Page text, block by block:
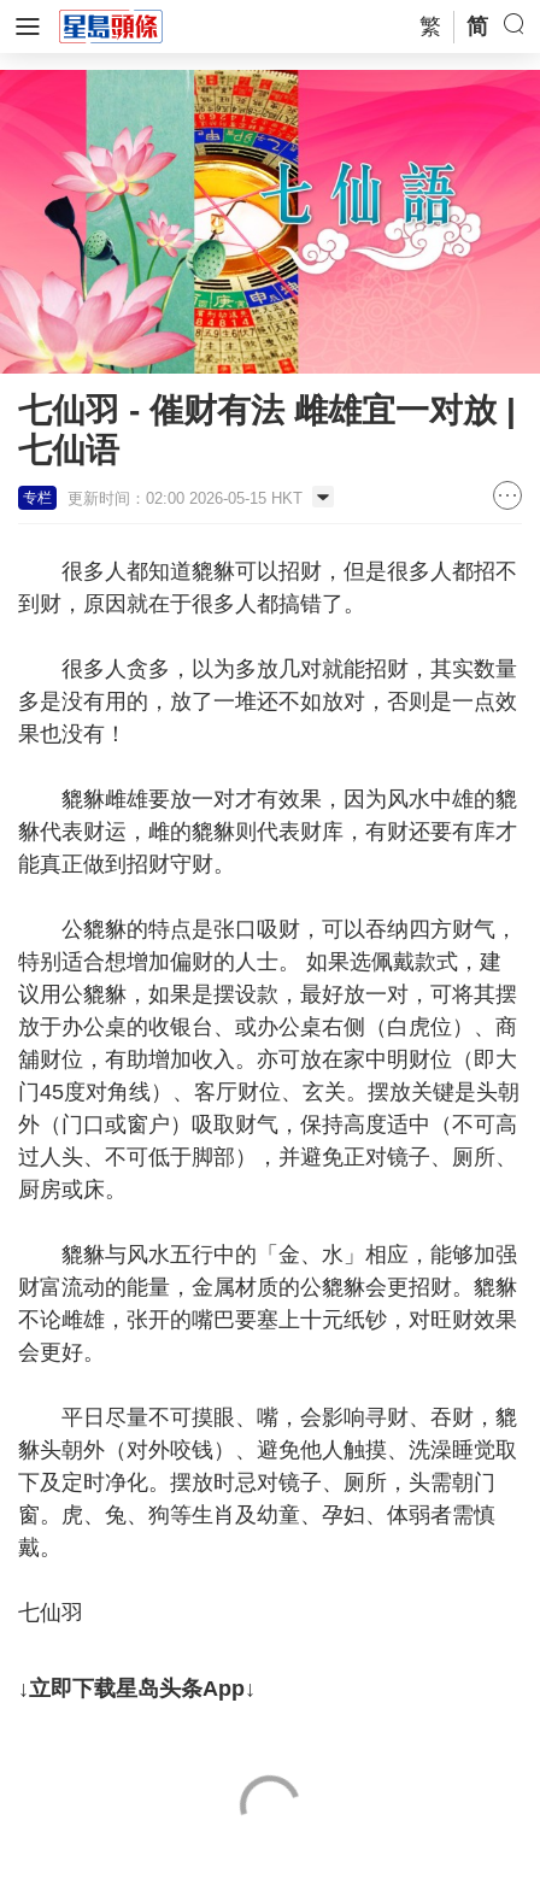
繁 简
七仙羽 - 催财有法 雌雄宜一对放 |
七仙语
专栏 更新时间：02:00 2026-05-15 HKT
很多人都知道貔貅可以招财，但是很多人都招不
到财，原因就在于很多人都搞错了。
很多人贪多，以为多放几对就能招财，其实数量
多是没有用的，放了一堆还不如放对，否则是一点效
果也没有！
貔貅雌雄要放一对才有效果，因为风水中雄的貔
貅代表财运，雌的貔貅则代表财库，有财还要有库才
能真正做到招财守财。
公貔貅的特点是张口吸财，可以吞纳四方财气，
特别适合想增加偏财的人士。 如果选佩戴款式，建
议用公貔貅，如果是摆设款，最好放一对，可将其摆
放于办公桌的收银台、或办公桌右侧（白虎位）、商
舖财位，有助增加收入。亦可放在家中明财位（即大
门45度对角线）、客厅财位、玄关。摆放关键是头朝
外（门口或窗户）吸取财气，保持高度适中（不可高
过人头、不可低于脚部），并避免正对镜子、厕所、
厨房或床。
貔貅与风水五行中的「金、水」相应，能够加强
财富流动的能量，金属材质的公貔貅会更招财。貔貅
不论雌雄，张开的嘴巴要塞上十元纸钞，对旺财效果
会更好。
平日尽量不可摸眼、嘴，会影响寻财、吞财，貔
貅头朝外（对外咬钱）、避免他人触摸、洗澡睡觉取
下及定时净化。摆放时忌对镜子、厕所，头需朝门
窗。虎、兔、狗等生肖及幼童、孕妇、体弱者需慎
戴。
七仙羽
↓立即下载星岛头条App↓